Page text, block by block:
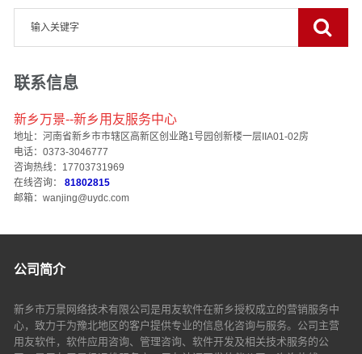
联系信息
新乡万景--新乡用友服务中心
地址：河南省新乡市市辖区高新区创业路1号园创新楼一层IIA01-02房
电话：0373-3046777
咨询热线：17703731969
在线咨询：
81802815
邮箱：wanjing@uydc.com
公司简介
新乡市万景网络技术有限公司是用友软件在新乡授权成立的营销服务中
心，致力于为豫北地区的客户提供专业的信息化咨询与服务。公司主营
用友软件，软件应用咨询、管理咨询、软件开发及相关技术服务的公